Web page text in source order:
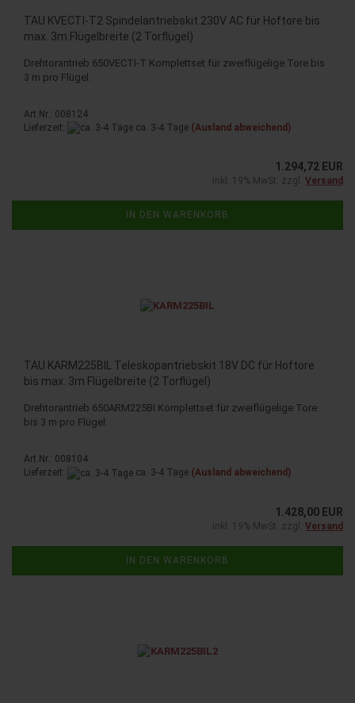
TAU KVECTI-T2 Spindelantriebskit 230V AC für Hoftore bis
max. 3m Flügelbreite (2 Torflügel)
Drehtorantrieb 650VECTI-T Komplettset für zweiflügelige Tore bis
3 m pro Flügel.
Art.Nr.: 008124
Lieferzeit:
ca. 3-4 Tage (Ausland abweichend)
1.294,72 EUR
inkl. 19% MwSt. zzgl. Versand
IN DEN WARENKORB
TAU KARM225BIL Teleskopantriebskit 18V DC für Hoftore
bis max. 3m Flügelbreite (2 Torflügel)
Drehtorantrieb 650ARM225BI Komplettset für zweiflügelige Tore
bis 3 m pro Flügel.
Art.Nr.: 008104
Lieferzeit:
ca. 3-4 Tage (Ausland abweichend)
1.428,00 EUR
inkl. 19% MwSt. zzgl. Versand
IN DEN WARENKORB